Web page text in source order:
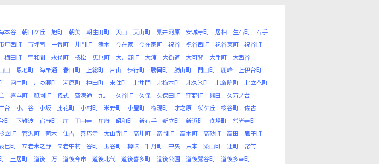
本谷 朝日ケ丘 旭町 朝美 朝生田町 天山 天山町 粟井河原 安城寺町 居相 生石町
石手
坪西町 市坪南 一番町 井門町 猪木 今在家 今在家町 祝谷 祝谷西町 祝谷東町
祝谷町
梅田町 宇和間 永代町 枝松 恵原町 大井野町 大浦 大街道 大可賀 大手町
大西谷
田 恩地町 海岸通 春日町 上総町 片山 歩行町 勝岡町 勝山町 門田町 鹿峰
上伊台町
河中町 川の郷町 河原町 神田町 来住町 北井門 北梅本町 北久米町 北斎院町
北立花町
喜与町 祇園町 儀式 空港通 九川 久谷町 久保 久保田町 窪野町 熊田
久万ノ台
台 小川谷 小坂 此花町 小村町 米野町 小屋町 権現町 才之原 桜ケ丘 桜谷町
佐古
町 下難波 宿野町 庄 正円寺 庄府 昭和町 新石手 新立町 新浜町 食場町
常光寺町
立町 菅沢町 苞木 住吉 善応寺 太山寺町 高井町 高岡町 高木町 高砂町 高田
鷹子町
巳町 立岩米之野 立岩中村 谷町 玉谷町 樽味 千舟町 中央 束本 築山町 辻町
常竹
土居町 道後一万 道後今市 道後北代 道後喜多町 道後公園 道後鷺谷町
道後多幸町